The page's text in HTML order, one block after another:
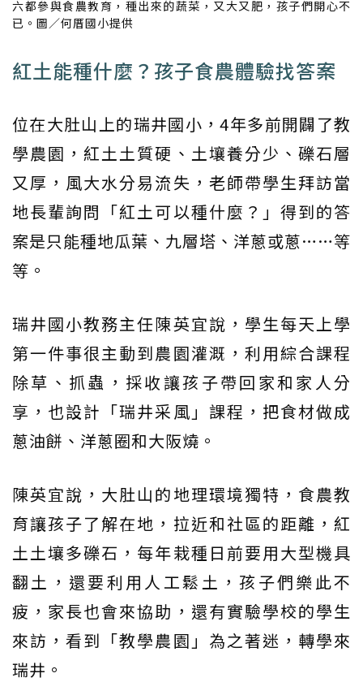
六都參與食農教育，種出來的蔬菜，又大又肥，孩子們開心不
已。圖／何厝國小提供
紅土能種什麼？孩子食農體驗找答案
位在大肚山上的瑞井國小，4年多前開闢了教
學農園，紅土土質硬、土壤養分少、礫石層
又厚，風大水分易流失，老師帶學生拜訪當
地長輩詢問「紅土可以種什麼？」得到的答
案是只能種地瓜葉、九層塔、洋蔥或蔥……等
等。
瑞井國小教務主任陳英宜說，學生每天上學
第一件事很主動到農園灌溉，利用綜合課程
除草、抓蟲，採收讓孩子帶回家和家人分
享，也設計「瑞井采風」課程，把食材做成
蔥油餅、洋蔥圈和大阪燒。
陳英宜說，大肚山的地理環境獨特，食農教
育讓孩子了解在地，拉近和社區的距離，紅
土土壤多礫石，每年栽種日前要用大型機具
翻土，還要利用人工鬆土，孩子們樂此不
疲，家長也會來協助，還有實驗學校的學生
來訪，看到「教學農園」為之著迷，轉學來
瑞井。